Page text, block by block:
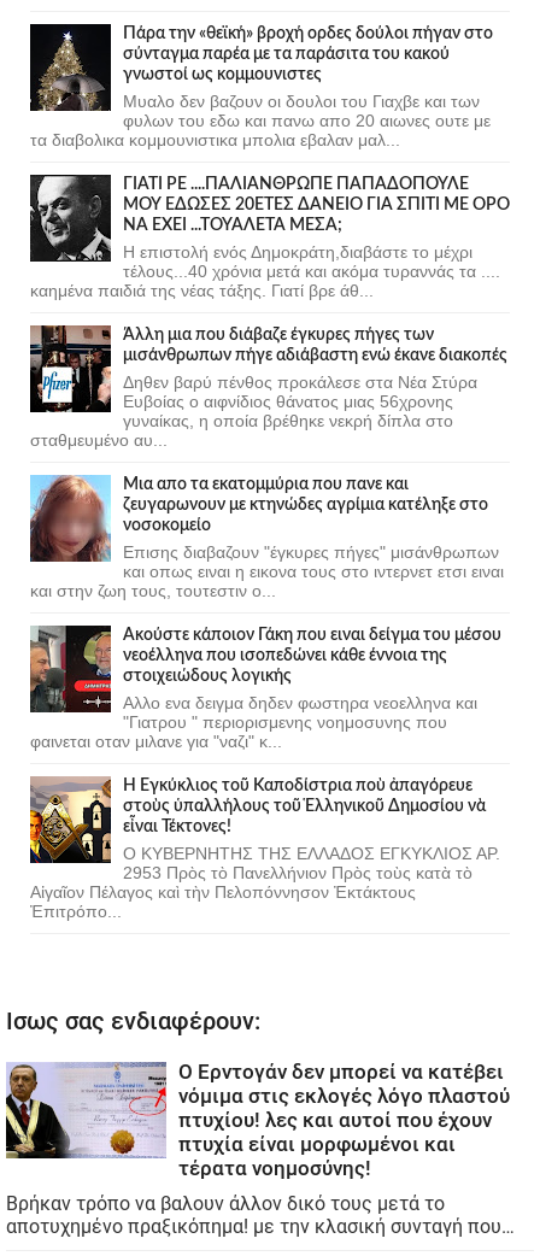
Πάρα την «θεϊκή» βροχή ορδες δούλοι πήγαν στο
σύνταγμα παρέα με τα παράσιτα του κακού
γνωστοί ως κομμουνιστες
Μυαλο δεν βαζουν οι δουλοι του Γιαχβε και των
φυλων του εδω και πανω απο 20 αιωνες ουτε με
τα διαβολικα κομμουνιστικα μπολια εβαλαν μαλ...
ΓΙΑΤΙ ΡΕ ....ΠΑΛΙΑΝΘΡΩΠΕ ΠΑΠΑΔΟΠΟΥΛΕ
ΜΟΥ ΕΔΩΣΕΣ 20ΕΤΕΣ ΔΑΝΕΙΟ ΓΙΑ ΣΠΙΤΙ ΜΕ ΟΡΟ
ΝΑ ΕΧΕΙ ...ΤΟΥΑΛΕΤΑ ΜΕΣΑ;
Η επιστολή ενός Δημοκράτη,διαβάστε το μέχρι
τέλους...40 χρόνια μετά και ακόμα τυραννάς τα ....
καημένα παιδιά της νέας τάξης. Γιατί βρε άθ...
Άλλη μια που διάβαζε έγκυρες πήγες των
μισάνθρωπων πήγε αδιάβαστη ενώ έκανε διακοπές
Δηθεν βαρύ πένθος προκάλεσε στα Νέα Στύρα
Ευβοίας ο αιφνίδιος θάνατος μιας 56χρονης
γυναίκας, η οποία βρέθηκε νεκρή δίπλα στο
σταθμευμένο αυ...
Μια απο τα εκατομμύρια που πανε και
ζευγαρωνουν με κτηνώδες αγρίμια κατέληξε στο
νοσοκομείο
Επισης διαβαζουν "έγκυρες πήγες" μισάνθρωπων
και οπως ειναι η εικονα τους στο ιντερνετ ετσι ειναι
και στην ζωη τους, τουτεστιν ο...
Ακούστε κάποιον Γάκη που ειναι δείγμα του μέσου
νεοέλληνα που ισοπεδώνει κάθε έννοια της
στοιχειώδους λογικής
Αλλο ενα δειγμα δηδεν φωστηρα νεοελληνα και
"Γιατρου " περιορισμενης νοημοσυνης που
φαινεται οταν μιλανε για "ναζι" κ...
Ἡ Ἐγκύκλιος τοῦ Καποδίστρια ποὺ ἀπαγόρευε
στοὺς ὑπαλλήλους τοῦ Ἑλληνικοῦ Δημοσίου νὰ
εἶναι Τέκτονες!
Ο ΚΥΒΕΡΝΗΤΗΣ ΤΗΣ ΕΛΛΑΔΟΣ ΕΓΚΥΚΛΙΟΣ ΑΡ.
2953 Πρὸς τὸ Πανελλήνιον Πρὸς τοὺς κατὰ τὸ
Αἰγαῖον Πέλαγος καὶ τὴν Πελοπόννησον Ἐκτάκτους
Ἐπιτρόπο...